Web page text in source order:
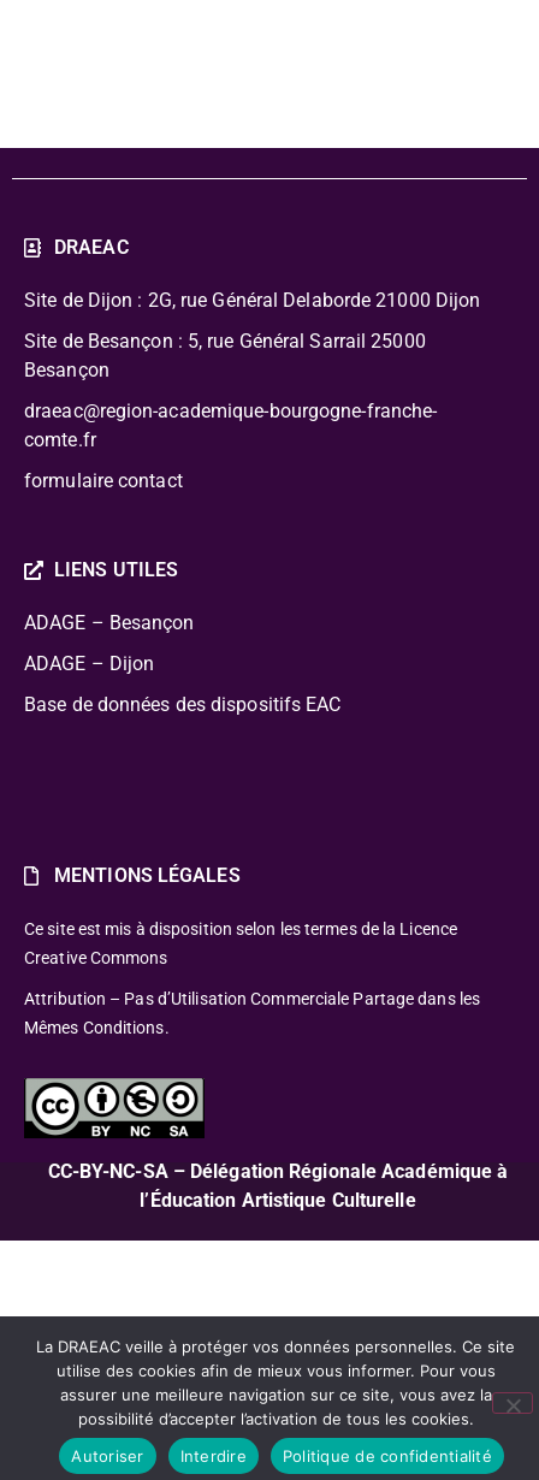
DRAEAC
Site de Dijon : 2G, rue Général Delaborde 21000 Dijon
Site de Besançon : 5, rue Général Sarrail 25000
Besançon
draeac@region-academique-bourgogne-franche-
comte.fr
formulaire contact
LIENS UTILES
ADAGE – Besançon
ADAGE – Dijon
Base de données des dispositifs EAC
MENTIONS LÉGALES
Ce site est mis à disposition selon les termes de la Licence
Creative Commons
Attribution – Pas d’Utilisation Commerciale Partage dans les
Mêmes Conditions.
CC-BY-NC-SA – Délégation Régionale Académique à
l’Éducation Artistique Culturelle
La DRAEAC veille à protéger vos données personnelles. Ce site
utilise des cookies afin de mieux vous informer. Pour vous
assurer une meilleure navigation sur ce site, vous avez la
possibilité d’accepter l’activation de tous les cookies.
Autoriser
Interdire Politique de confidentialité